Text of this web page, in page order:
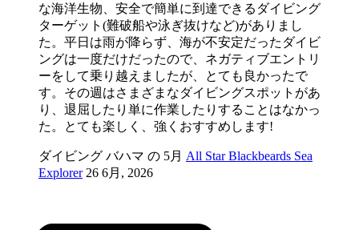
な海洋生物、安全で簡単に到達できるダイビング
ターゲット(難破船や泳ぎ抜けなど)がありまし
た。平日は雨が降らず、海が不安定だったダイビ
ングは一度だけだったので、ネガティブエントリ
ーをして乗り越えましたが、とても良かったで
す。その週はさまざまなダイビングスポットがあ
り、退屈したり単に作業したりすることはなかっ
た。とても楽しく、強くおすすめします!
ダイビング バハマ の 5月 All Star Blackbeards Sea
Explorer 26 6月, 2026